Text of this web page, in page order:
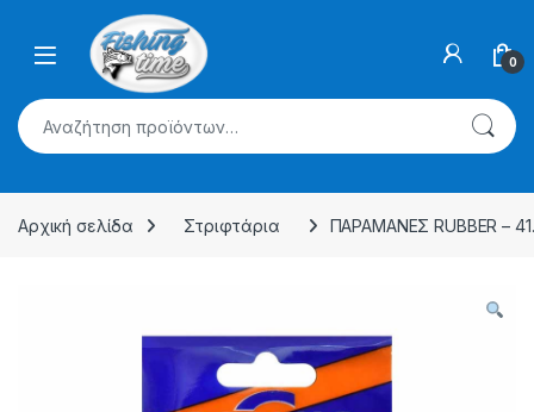
Skip to navigation
0
Αναζήτηση για:
Αρχική σελίδα Στριφτάρια ΠΑΡΑΜΑΝΕΣ RUBBER –